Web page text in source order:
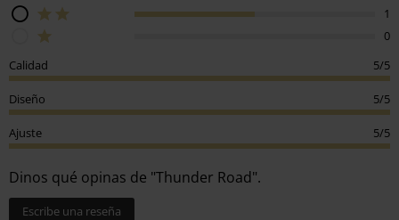
1
0
Calidad
5/5
Diseño 5/5
Ajuste 5/5
Dinos qué opinas de "Thunder Road".
Escribe una reseña